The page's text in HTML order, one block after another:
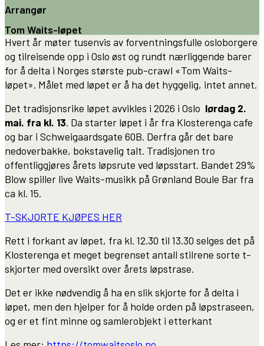
Arrangør
Tom Waits-løpet
Hvert år møter tusenvis av forventningsfulle osloborgere
og tilreisende opp i Oslo øst og rundt nærliggende barer
for å delta i Norges største pub-crawl «Tom Waits-
løpet». Målet med løpet er å ha det hyggelig, intet annet.
Det tradisjonsrike løpet avvikles i 2026 i Oslo lørdag 2.
mai. fra kl. 13. Da starter løpet i år fra Klosterenga cafe
og bar i Schweigaardsgate 60B. Derfra går det bare
nedoverbakke, bokstavelig talt. Tradisjonen tro
offentliggjøres årets løpsrute ved løpsstart. Bandet 29%
Blow spiller live Waits-musikk på Grønland Boule Bar fra
ca kl. 15.
T-SKJORTE KJØPES HER
Rett i forkant av løpet, fra kl. 12.30 til 13.30 selges det på
Klosterenga et meget begrenset antall stilrene sorte t-
skjorter med oversikt over årets løpstrase.
Det er ikke nødvendig å ha en slik skjorte for å delta i
løpet, men den hjelper for å holde orden på løpstraseen,
og er et fint minne og samlerobjekt i etterkant